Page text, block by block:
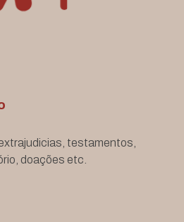
testamentos,
doações etc.